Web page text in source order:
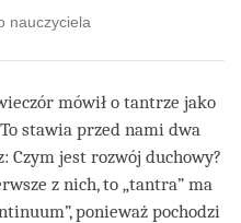
nauczyciela
mówił o tantrze jako
stawia przed nami dwa
Czym jest rozwój duchowy?
z nich, to „tantra” ma
ponieważ pochodzi